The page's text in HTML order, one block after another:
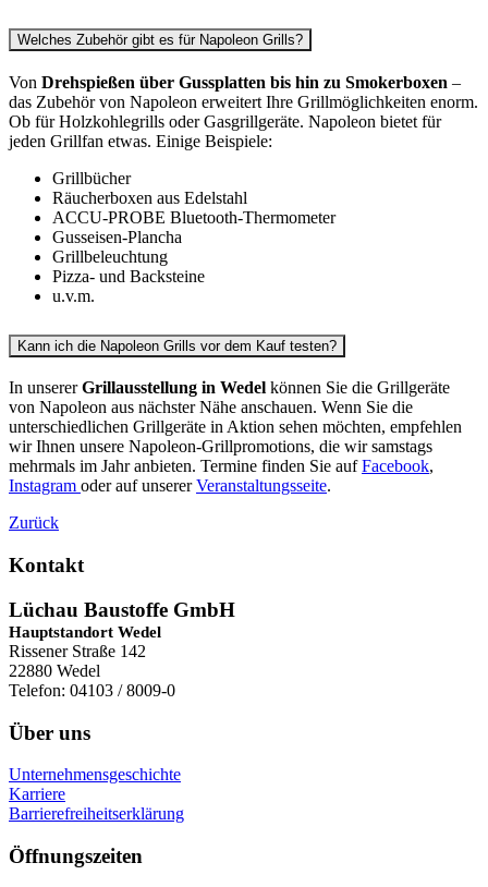
Welches Zubehör gibt es für Napoleon Grills?
Von Drehspießen über Gussplatten bis hin zu Smokerboxen –
das Zubehör von Napoleon erweitert Ihre Grillmöglichkeiten enorm.
Ob für Holzkohlegrills oder Gasgrillgeräte. Napoleon bietet für
jeden Grillfan etwas. Einige Beispiele:
Grillbücher
Räucherboxen aus Edelstahl
ACCU-PROBE Bluetooth-Thermometer
Gusseisen-Plancha
Grillbeleuchtung
Pizza- und Backsteine
u.v.m.
Kann ich die Napoleon Grills vor dem Kauf testen?
In unsererGrillausstellung in Wedel können Sie die Grillgeräte
von Napoleon aus nächster Nähe anschauen. Wenn Sie die
unterschiedlichen Grillgeräte in Aktion sehen möchten, empfehlen
wir Ihnen unsere Napoleon-Grillpromotions, die wir samstags
mehrmals im Jahr anbieten. Termine finden Sie aufFacebook,
Instagram oder auf unsererVeranstaltungsseite.
Zurück
Kontakt
Lüchau Baustoffe GmbH
Hauptstandort Wedel
Rissener Straße 142
22880 Wedel
Telefon: 04103 / 8009-0
Über uns
Unternehmensgeschichte
Karriere
Barrierefreiheitserklärung
Öffnungszeiten